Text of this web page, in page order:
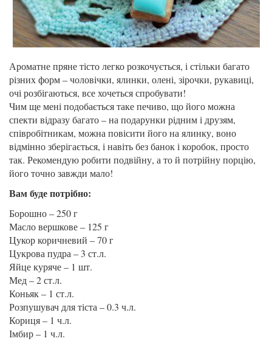
Ароматне пряне тісто легко розкочується, і стільки багато
різних форм – чоловічки, ялинки, олені, зірочки, рукавиці,
очі розбігаються, все хочеться спробувати!
Чим ще мені подобається таке печиво, що його можна
спекти відразу багато – на подарунки рідним і друзям,
співробітникам, можна повісити його на ялинку, воно
відмінно зберігається, і навіть без банок і коробок, просто
так. Рекомендую робити подвійну, а то й потрійну порцію,
його точно завжди мало!
Вам буде потрібно:
Борошно – 250 г
Масло вершкове – 125 г
Цукор коричневий – 70 г
Цукрова пудра – 3 ст.л.
Яйце куряче – 1 шт.
Мед – 2 ст.л.
Коньяк – 1 ст.л.
Розпушувач для тіста – 0.3 ч.л.
Кориця – 1 ч.л.
Імбир – 1 ч.л.